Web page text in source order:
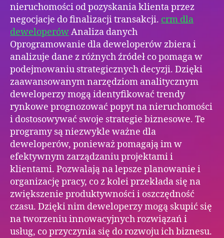
nieruchomości od pozyskania klienta przez
negocjacje do finalizacji transakcji. crm dla
deweloperówAnaliza danych
Oprogramowanie dla deweloperów zbiera i
analizuje dane z różnych źródeł co pomaga w
podejmowaniu strategicznych decyzji. Dzięki
zaawansowanym narzędziom analitycznym
deweloperzy mogą identyfikować trendy
rynkowe prognozować popyt na nieruchomości
i dostosowywać swoje strategie biznesowe. Te
programy są niezwykle ważne dla
deweloperów, ponieważ pomagają im w
efektywnym zarządzaniu projektami i
klientami. Pozwalają na lepsze planowanie i
organizację pracy, co z kolei przekłada się na
zwiększenie produktywności i oszczędność
czasu. Dzięki nim deweloperzy mogą skupić się
na tworzeniu innowacyjnych rozwiązań i
usług, co przyczynia się do rozwoju ich biznesu.